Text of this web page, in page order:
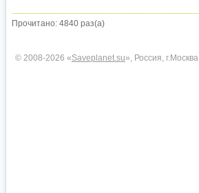
Прочитано: 4840 раз(а)
© 2008-2026 «Saveplanet.su», Россия, г.Москва